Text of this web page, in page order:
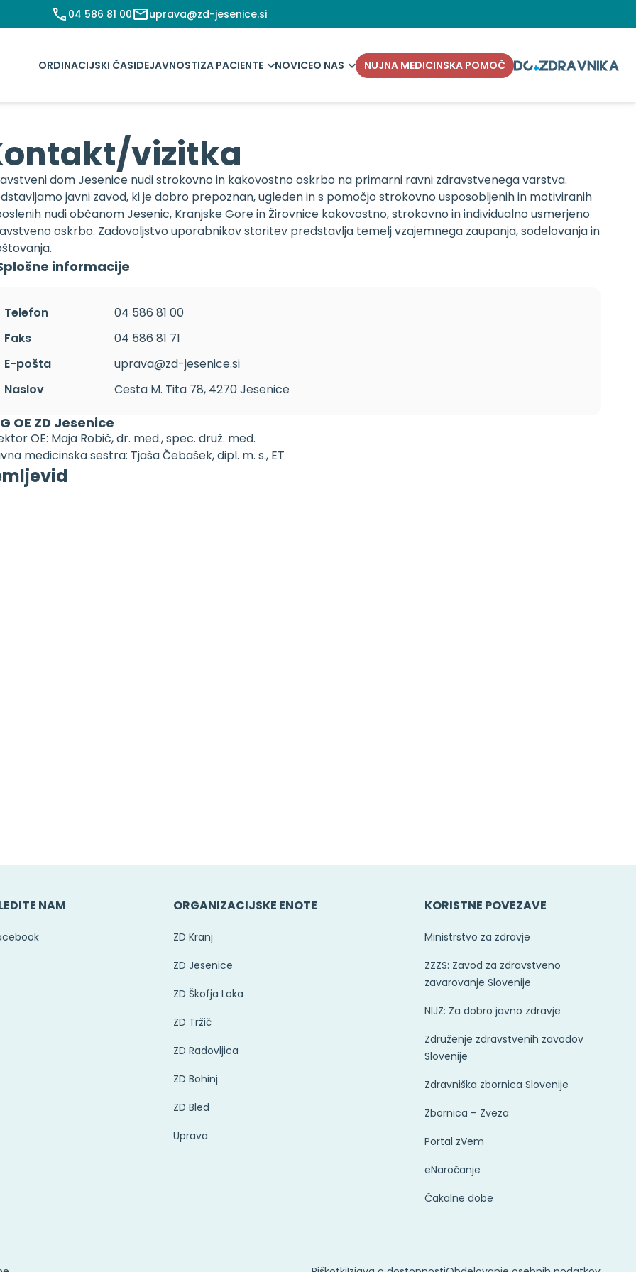
04 586 81 00 uprava@zd-jesenice.si
ORDINACIJSKI ČASIDEJAVNOSTIZA PACIENTE NOVICEO NAS NUJNA MEDICINSKA POMOČ
vizitka
dom Jesenice nudi strokovno in kakovostno oskrbo na primarni ravni zdravstvenega varstva.
javni zavod, ki je dobro prepoznan, ugleden in s pomočjo strokovno usposobljenih in motiviranih
nudi občanom Jesenic, Kranjske Gore in Žirovnice kakovostno, strokovno in individualno usmerjeno
oskrbo. Zadovoljstvo uporabnikov storitev predstavlja temelj vzajemnega zaupanja, sodelovanja in
informacije
Telefon
04 586 81 00
Faks
04 586 81 71
E-pošta
uprava@zd-jesenice.si
Naslov
Cesta M. Tita 78, 4270 Jesenice
OE ZD Jesenice
OE: Maja Robič, dr. med., spec. druž. med.
medicinska sestra: Tjaša Čebašek, dipl. m. s., ET
NAM ORGANIZACIJSKE ENOTE
ZD Kranj
ZD Jesenice
ZD Škofja Loka
ZD Tržič
ZD Radovljica
ZD Bohinj
ZD Bled
Uprava
KORISTNE POVEZAVE
Ministrstvo za zdravje
ZZZS: Zavod za zdravstveno
zavarovanje Slovenije
NIJZ: Za dobro javno zdravje
Združenje zdravstvenih zavodov
Slovenije
Zdravniška zbornica Slovenije
Zbornica – Zveza
Portal zVem
eNaročanje
Čakalne dobe